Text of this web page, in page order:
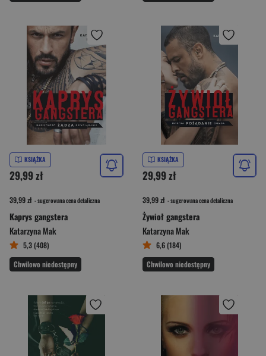
KSIĄŻKA
29,99 zł
39,99 zł - sugerowana cena detaliczna
Kaprys gangstera
Katarzyna Mak
5,3 (408)
Chwilowo niedostępny
KSIĄŻKA
29,99 zł
39,99 zł - sugerowana cena detaliczna
Żywioł gangstera
Katarzyna Mak
6,6 (184)
Chwilowo niedostępny